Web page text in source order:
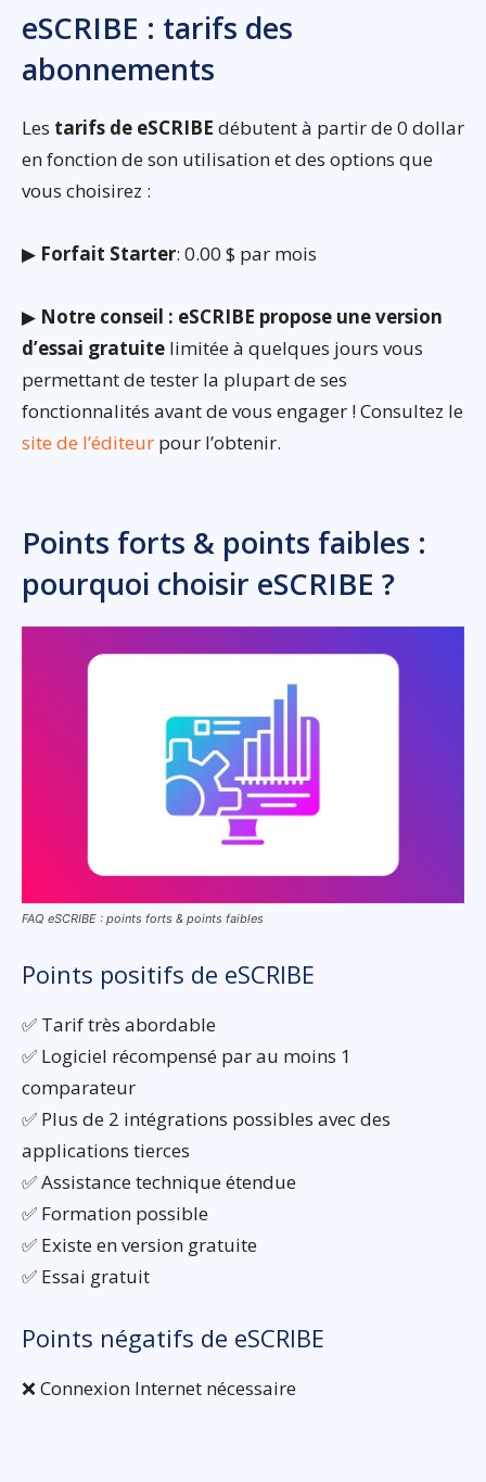
eSCRIBE : tarifs des
abonnements
Les tarifs de eSCRIBE débutent à partir de 0 dollar
en fonction de son utilisation et des options que
vous choisirez :
▶ Forfait Starter: 0.00 $ par mois
▶ Notre conseil : eSCRIBE propose une version
d’essai gratuite limitée à quelques jours vous
permettant de tester la plupart de ses
fonctionnalités avant de vous engager ! Consultez le
site de l’éditeur pour l’obtenir.
Points forts & points faibles :
pourquoi choisir eSCRIBE ?
FAQ eSCRIBE : points forts & points faibles
Points positifs de eSCRIBE
✅ Tarif très abordable
✅ Logiciel récompensé par au moins 1
comparateur
✅ Plus de 2 intégrations possibles avec des
applications tierces
✅ Assistance technique étendue
✅ Formation possible
✅ Existe en version gratuite
✅ Essai gratuit
Points négatifs de eSCRIBE
❌ Connexion Internet nécessaire